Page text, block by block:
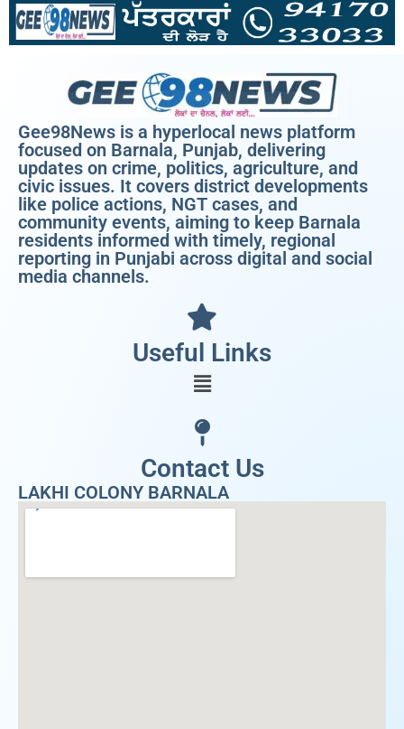
Gee98News is a hyperlocal news platform
focused on Barnala, Punjab, delivering
updates on crime, politics, agriculture, and
civic issues. It covers district developments
like police actions, NGT cases, and
community events, aiming to keep Barnala
residents informed with timely, regional
reporting in Punjabi across digital and social
media channels.
Useful Links
Contact Us
LAKHI COLONY BARNALA